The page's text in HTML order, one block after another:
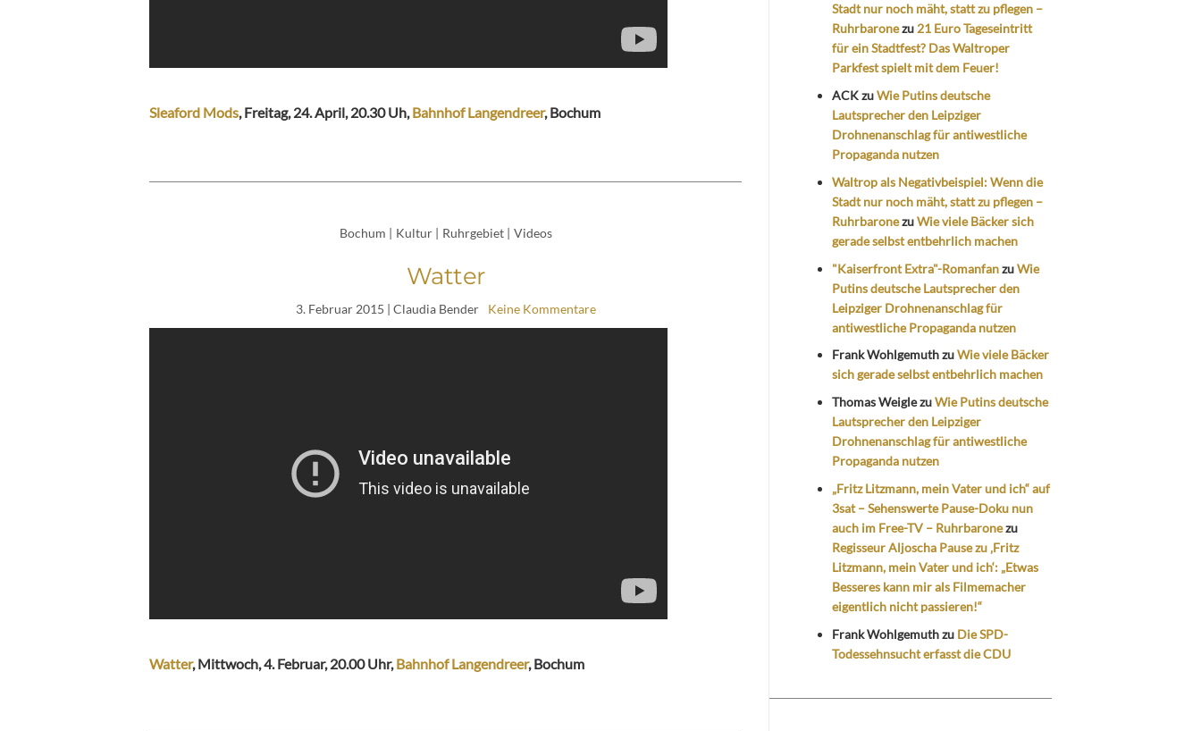
Sleaford Mods, Freitag, 24. April, 20.30 Uh,Bahnhof Langendreer, Bochum
Bochum | Kultur | Ruhrgebiet | Videos
Watter
3. Februar 2015 | Claudia Bender Keine Kommentare
Watter, Mittwoch, 4. Februar, 20.00 Uhr,Bahnhof Langendreer, Bochum
Stadt nur noch mäht, statt zu pflegen –
Ruhrbaronezu 21 Euro Tageseintritt
für ein Stadtfest? Das Waltroper
Parkfest spielt mit dem Feuer!
ACKzuWie Putins deutsche
Lautsprecher den Leipziger
Drohnenanschlag für antiwestliche
Propaganda nutzen
Waltrop als Negativbeispiel: Wenn die
Stadt nur noch mäht, statt zu pflegen –
RuhrbaronezuWie viele Bäcker sich
gerade selbst entbehrlich machen
"Kaiserfront Extra"-RomanfanzuWie
Putins deutsche Lautsprecher den
Leipziger Drohnenanschlag für
antiwestliche Propaganda nutzen
Frank WohlgemuthzuWie viele Bäcker
sich gerade selbst entbehrlich machen
Thomas WeiglezuWie Putins deutsche
Lautsprecher den Leipziger
Drohnenanschlag für antiwestliche
Propaganda nutzen
„Fritz Litzmann, mein Vater und ich“ auf
3sat – Sehenswerte Pause-Doku nun
auch im Free-TV – Ruhrbaronezu
Regisseur Aljoscha Pause zu ‚Fritz
Litzmann, mein Vater und ich‘: „Etwas
Besseres kann mir als Filmemacher
eigentlich nicht passieren!“
Frank Wohlgemuthzu Die SPD-
Todessehnsucht erfasst die CDU